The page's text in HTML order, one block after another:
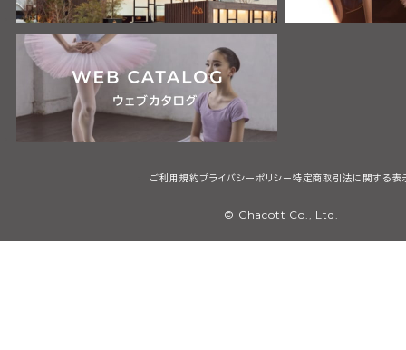
ご利用規約プライバシーポリシー特定商取引法に関する表
© Chacott Co., Ltd.